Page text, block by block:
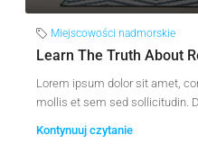
Miejscowości nadmorskie
Learn The Truth About
Lorem ipsum dolor sit amet,
mollis et sem sed sollicitudin.
Kontynuuj czytanie